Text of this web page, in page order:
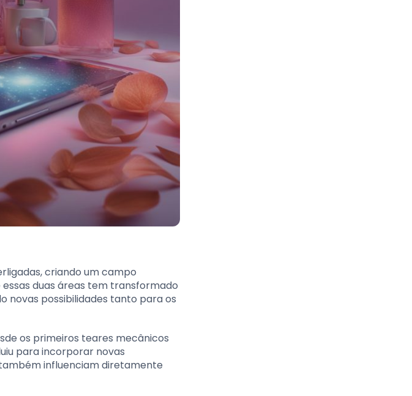
criando um campo
duas áreas tem transformado
novas possibilidades tanto para os
os primeiros teares mecânicos
para incorporar novas
influenciam diretamente